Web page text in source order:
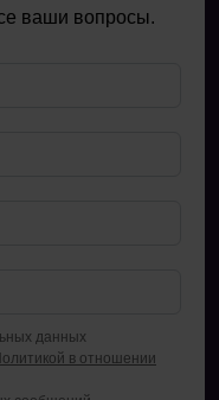
ваши вопросы.
данных
в отношении